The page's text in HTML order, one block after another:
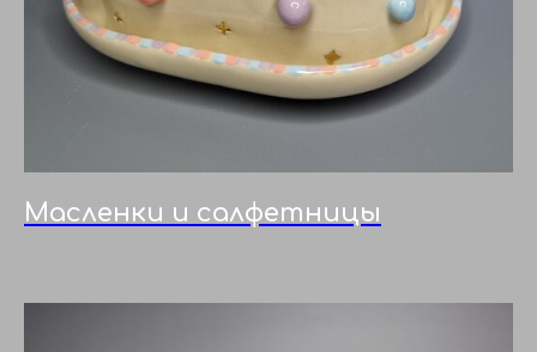
Масленки и салфетницы